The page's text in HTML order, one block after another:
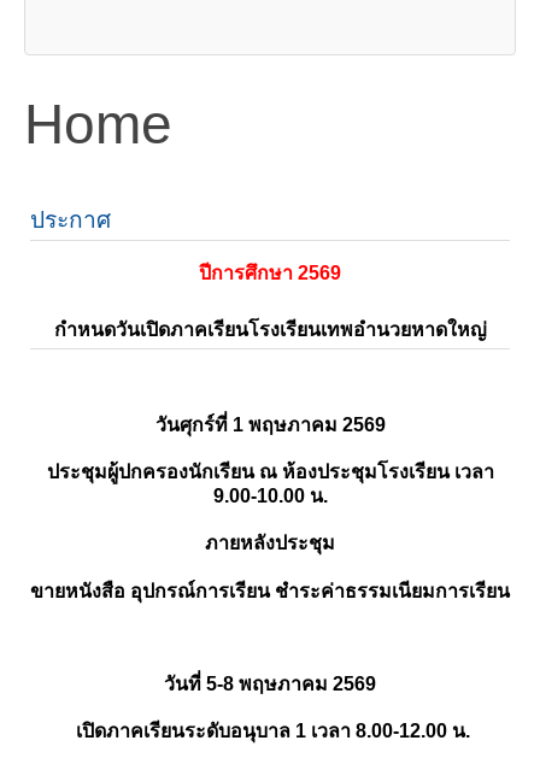
Home
ประกาศ
ปีการศึกษา 2569
กำหนดวันเปิดภาคเรียนโรงเรียนเทพอำนวยหาดใหญ่
วันศุกร์ที่ 1 พฤษภาคม 2569
ประชุมผู้ปกครองนักเรียน ณ ห้องประชุมโรงเรียน เวลา
9.00-10.00 น.
ภายหลังประชุม
ขายหนังสือ อุปกรณ์การเรียน ชำระค่าธรรมเนียมการเรียน
วันที่ 5-8 พฤษภาคม 2569
เปิดภาคเรียนระดับอนุบาล 1 เวลา 8.00-12.00 น.